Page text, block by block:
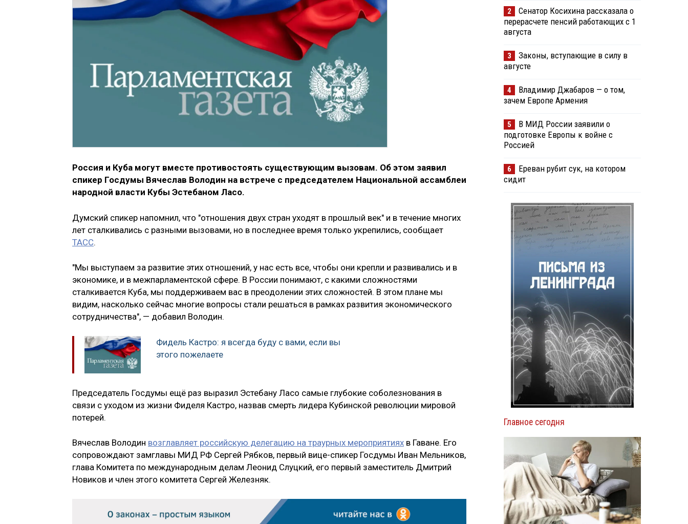
Россия и Куба могут вместе противостоять существующим вызовам. Об этом заявил
спикер Госдумы Вячеслав Володин на встрече с председателем Национальной ассамблеи
народной власти Кубы Эстебаном Ласо.
Думский спикер напомнил, что "отношения двух стран уходят в прошлый век" и в течение многих
лет сталкивались с разными вызовами, но в последнее время только укрепились, сообщает
ТАСС.
"Мы выступаем за развитие этих отношений, у нас есть все, чтобы они крепли и развивались и в
экономике, и в межпарламентской сфере. В России понимают, с какими сложностями
сталкивается Куба, мы поддерживаем вас в преодолении этих сложностей. В этом плане мы
видим, насколько сейчас многие вопросы стали решаться в рамках развития экономического
сотрудничества", — добавил Володин.
Фидель Кастро: я всегда буду с вами, если вы
этого пожелаете
Председатель Госдумы ещё раз выразил Эстебану Ласо самые глубокие соболезнования в
связи с уходом из жизни Фиделя Кастро, назвав смерть лидера Кубинской революции мировой
потерей.
Вячеслав Володин возглавляет российскую делегацию на траурных мероприятиях в Гаване. Его
сопровождают замглавы МИД РФ Сергей Рябков, первый вице-спикер Госдумы Иван Мельников,
глава Комитета по международным делам Леонид Слуцкий, его первый заместитель Дмитрий
Новиков и член этого комитета Сергей Железняк.
2
Сенатор Косихина рассказала о
перерасчете пенсий работающих с 1
августа
3
Законы, вступающие в силу в
августе
4
Владимир Джабаров — о том,
зачем Европе Армения
5
В МИД России заявили о
подготовке Европы к войне с
Россией
6
Ереван рубит сук, на котором
сидит
Главное сегодня